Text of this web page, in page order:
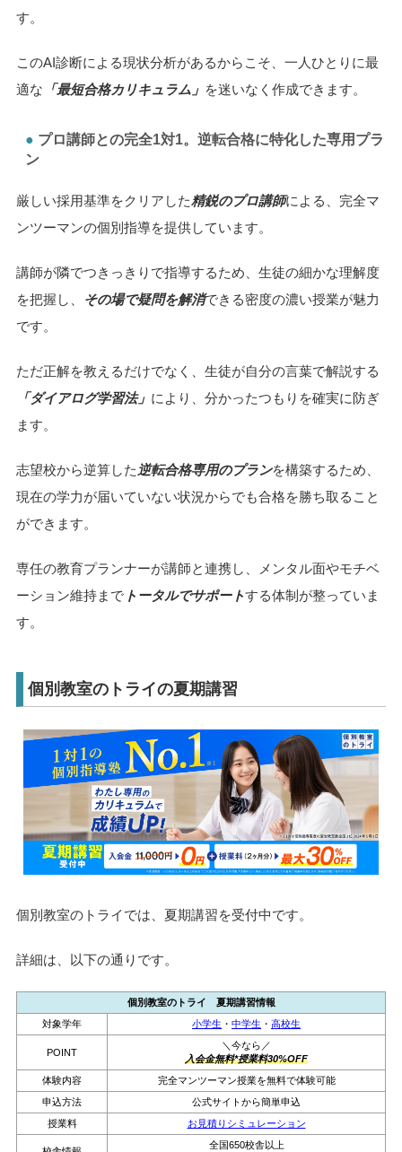
す。
このAI診断による現状分析があるからこそ、一人ひとりに最
適な 「最短合格カリキュラム」 を迷いなく作成できます。
プロ講師との完全1対1。逆転合格に特化した専用プラ
ン
厳しい採用基準をクリアした精鋭のプロ講師による、完全マ
ンツーマンの個別指導を提供しています。
講師が隣でつきっきりで指導するため、生徒の細かな理解度
を把握し、
その場で疑問を解消できる密度の濃い授業が魅力
です。
ただ正解を教えるだけでなく、生徒が自分の言葉で解説する
「ダイアログ学習法」 により、分かったつもりを確実に防ぎ
ます。
志望校から逆算した逆転合格専用のプランを構築するため、
現在の学力が届いていない状況からでも合格を勝ち取ること
ができます。
専任の教育プランナーが講師と連携し、メンタル面やモチベ
ーション維持までトータルでサポートする体制が整っていま
す。
個別教室のトライの夏期講習
個別教室のトライでは、夏期講習を受付中です。
詳細は、以下の通りです。
個別教室のトライ 夏期講習情報
対象学年
小学生 ・ 中学生 ・ 高校生
POINT
＼今なら／
入会金無料*授業料30%OFF
体験内容
完全マンツーマン授業を無料で体験可能
申込方法
公式サイトから簡単申込
授業料
お見積りシミュレーション
全国650校舎以上